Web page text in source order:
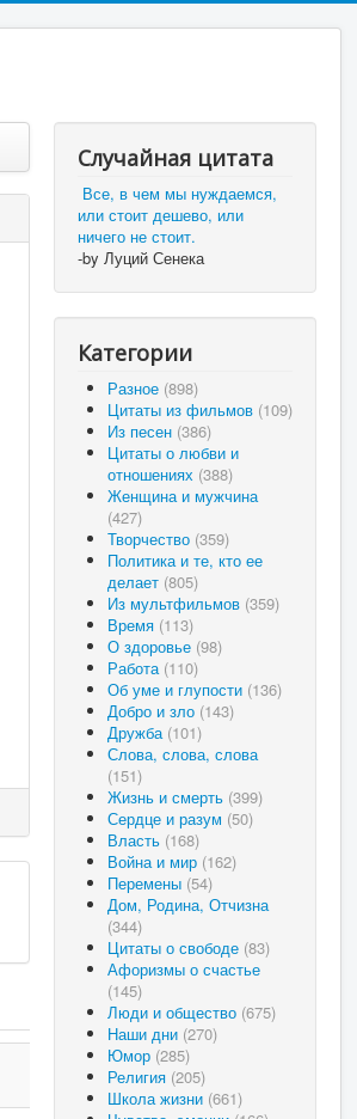
Случайная цитата
Все, в чем мы нуждаемся,
или стоит дешево, или
ничего не стоит.
-by Луций Сенека
Категории
Разное (898)
Цитаты из фильмов (109)
Из песен (386)
Цитаты о любви и
отношениях (388)
Женщина и мужчина
(427)
Творчество (359)
Политика и те, кто ее
делает (805)
Из мультфильмов (359)
Время (113)
О здоровье (98)
Работа (110)
Об уме и глупости (136)
Добро и зло (143)
Дружба (101)
Слова, слова, слова
(151)
Жизнь и смерть (399)
Сердце и разум (50)
Власть (168)
Война и мир (162)
Перемены (54)
Дом, Родина, Отчизна
(344)
Цитаты о свободе (83)
Афоризмы о счастье
(145)
Люди и общество (675)
Наши дни (270)
Юмор (285)
Религия (205)
Школа жизни (661)